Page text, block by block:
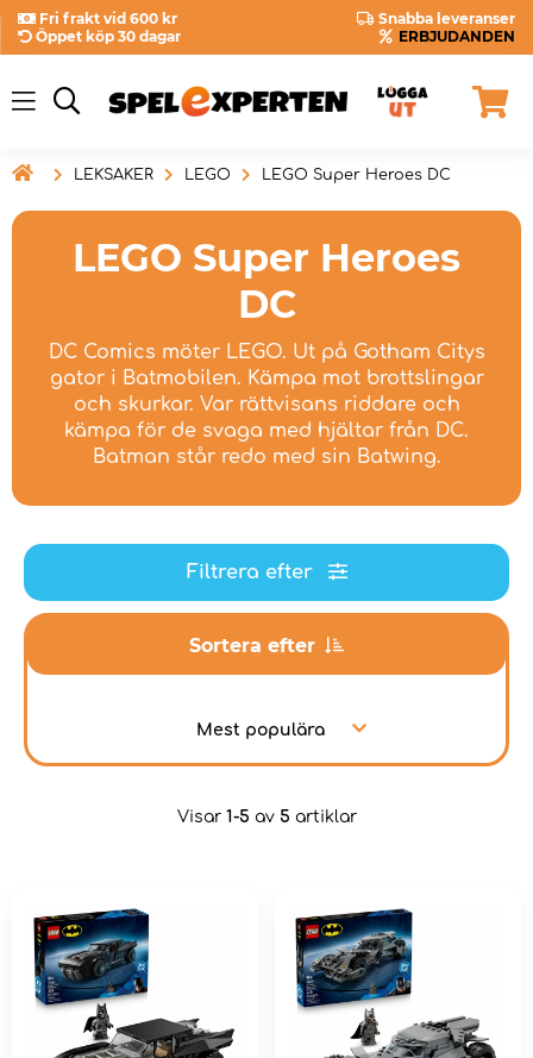
Fri frakt vid 600 kr
Snabba leveranser
Öppet köp 30 dagar
ERBJUDANDEN
 LEKSAKER LEGO LEGO Super Heroes DC
LEGO Super Heroes
DC
DC Comics möter LEGO. Ut på Gotham Citys
gator i Batmobilen. Kämpa mot brottslingar
och skurkar. Var rättvisans riddare och
kämpa för de svaga med hjältar från DC.
Batman står redo med sin Batwing.
Filtrera efter
Sortera efter
Mest populära
Visar 1-5 av 5 artiklar